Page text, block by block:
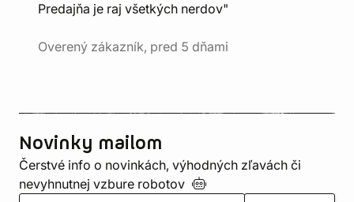
Predajňa je raj všetkých nerdov"
Overený zákazník, pred 5 dňami
Novinky mailom
Čerstvé info o novinkách, výhodných zľavách či
nevyhnutnej vzbure robotov